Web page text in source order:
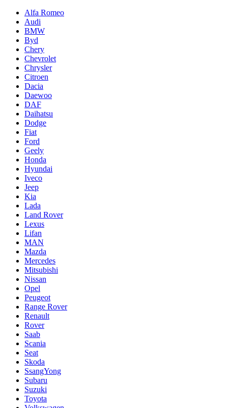
Alfa Romeo
Audi
BMW
Byd
Chery
Chevrolet
Chrysler
Citroen
Dacia
Daewoo
DAF
Daihatsu
Dodge
Fiat
Ford
Geely
Honda
Hyundai
Iveco
Jeep
Kia
Lada
Land Rover
Lexus
Lifan
MAN
Mazda
Mercedes
Mitsubishi
Nissan
Opel
Peugeot
Range Rover
Renault
Rover
Saab
Scania
Seat
Skoda
SsangYong
Subaru
Suzuki
Toyota